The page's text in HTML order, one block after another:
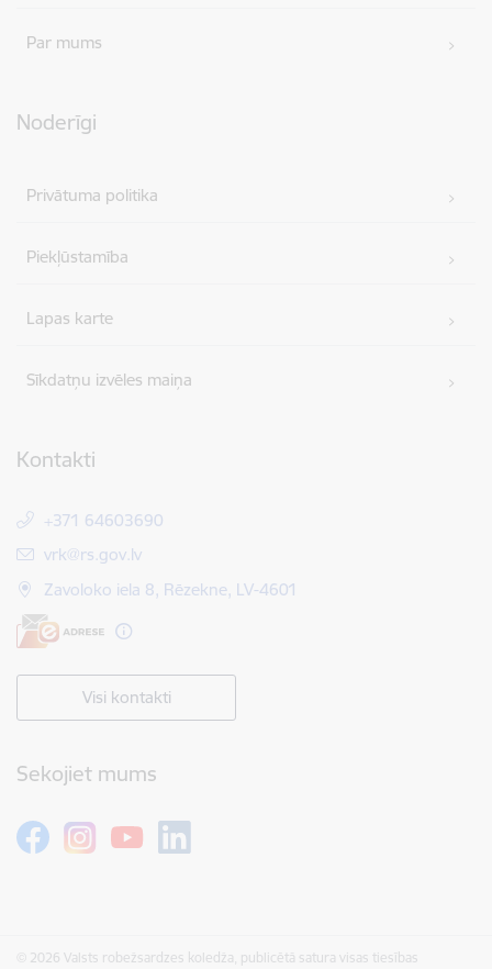
Par mums
Noderīgi
Privātuma politika
Piekļūstamība
Lapas karte
Sīkdatņu izvēles maiņa
Kontakti
+371 64603690
E-pasts:
vrk@rs.gov.lv
Zavoloko iela 8, Rēzekne, LV-4601
Visi kontakti
Sekojiet mums
© 2026 Valsts robežsardzes koledža, publicētā satura visas tiesības